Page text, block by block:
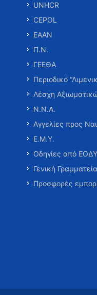
UNHCR
CEPOL
ΕΑΑΝ
Π.Ν.
ΓΕΕΘΑ
Περιοδικό
Λέσχη
Ν.Ν.Α.
Αγγελίες προς
Ε.Μ.Υ.
Οδηγίες από
Γενική
Προσφορές